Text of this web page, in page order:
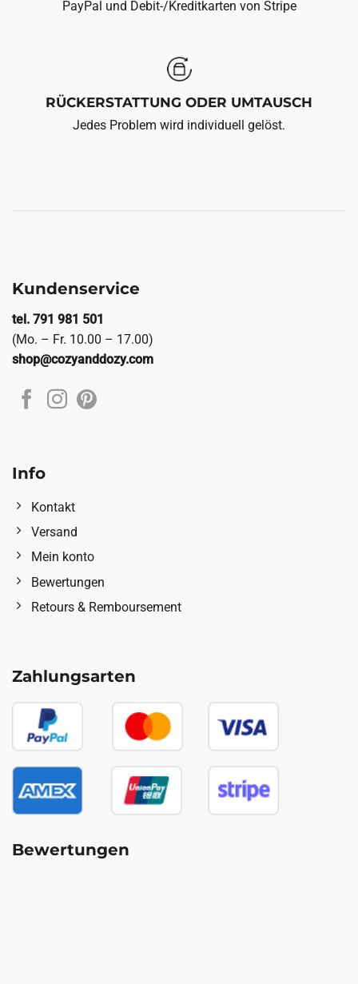
PayPal und Debit-/Kreditkarten von Stripe
RÜCKERSTATTUNG ODER UMTAUSCH
Jedes Problem wird individuell gelöst.
Kundenservice
tel. 791 981 501
(Mo. – Fr. 10.00 – 17.00)
shop@cozyanddozy.com
Info
Kontakt
Versand
Mein konto
Bewertungen
Retours & Remboursement
Zahlungsarten
Bewertungen